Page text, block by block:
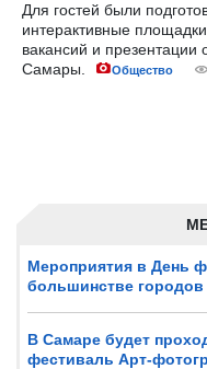
Мероприятия в День
большинстве
В Самаре будет
фестиваль Арт-
Для гостей были
интерактивные
вакансий и презентации
Самары.
Общество